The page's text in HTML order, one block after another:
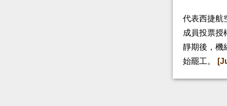
代表西捷航
成員投票授
靜期後，機
始罷工。